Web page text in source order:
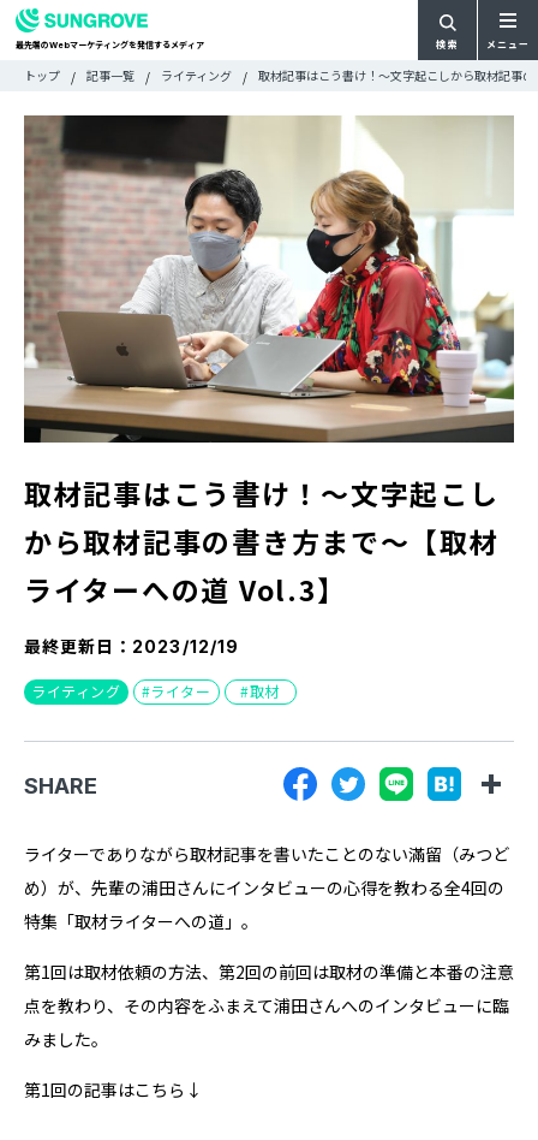
最先端のWebマーケティングを発信するメディア 検索 メニュー
ニ
ュ
ー
一
覧
CATEGORY
カテゴリで探す
TAG
タグで探す
WRITER
ライターで探す
FEATURE
特集
MOVIE
動画
DOCUMENT
お役立ち資料
広告掲載に関するお問い合わせ
『SUNGROVE』について
利用規約
広告掲載に関する規約
特定商取引法に基づく表記
プライバシーポリシー
運営会社
検
検
トップ 記事一覧 ライティング 取材記事はこう書け！〜文字起こしから取材記事
取材記事はこう書け！〜文字起こし
から取材記事の書き方まで〜【取材
ライターへの道 Vol.3】
最終更新日： 2023/12/19
ライティング ライター 取材
SHARE
ライターでありながら取材記事を書いたことのない滿留（みつど
め）が、先輩の浦田さんにインタビューの心得を教わる全4回の
特集「取材ライターへの道」。
第1回は取材依頼の方法、第2回の前回は取材の準備と本番の注意
点を教わり、その内容をふまえて浦田さんへのインタビューに臨
みました。
第1回の記事はこちら↓